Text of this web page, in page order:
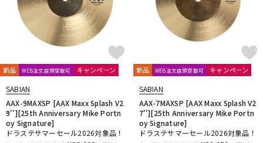
新品 WEB注文店頭受取可 キャンペーン
SABIAN
AAX-9MAXSP [AAX Maxx Splash V2
9''][25th Anniversary Mike Portn
oy Signature]
ドラステサマーセール2026対象品！
新品 WEB注文店頭受取可 キャンペーン
SABIAN
AAX-7MAXSP [AAX Maxx Splash V2
7''][25th Anniversary Mike Portn
oy Signature]
ドラステサマーセール2026対象品！